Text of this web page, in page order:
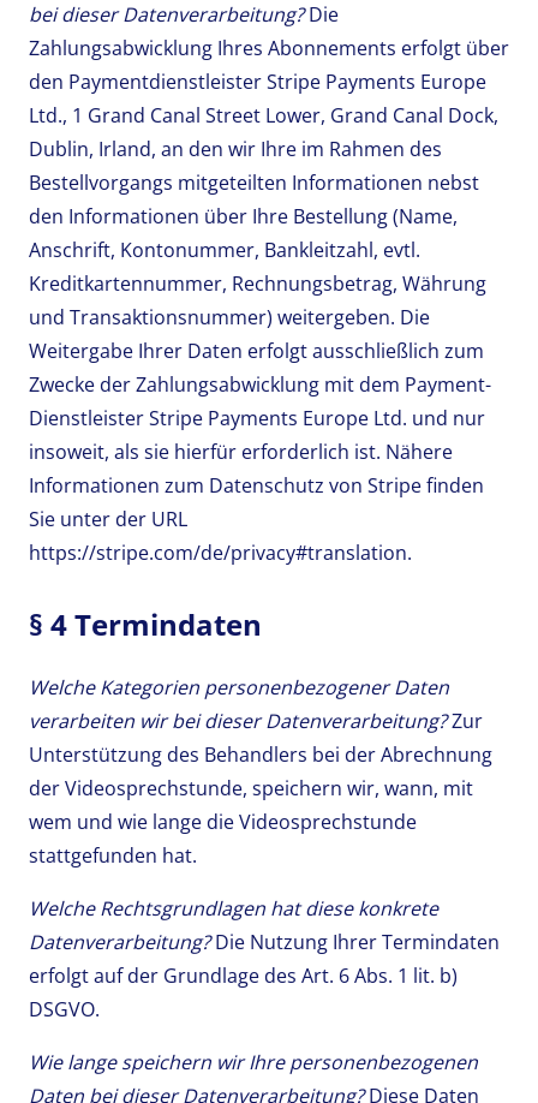
bei dieser Datenverarbeitung?Die
Zahlungsabwicklung Ihres Abonnements erfolgt über
den Paymentdienstleister Stripe Payments Europe
Ltd., 1 Grand Canal Street Lower, Grand Canal Dock,
Dublin, Irland, an den wir Ihre im Rahmen des
Bestellvorgangs mitgeteilten Informationen nebst
den Informationen über Ihre Bestellung (Name,
Anschrift, Kontonummer, Bankleitzahl, evtl.
Kreditkartennummer, Rechnungsbetrag, Währung
und Transaktionsnummer) weitergeben. Die
Weitergabe Ihrer Daten erfolgt ausschließlich zum
Zwecke der Zahlungsabwicklung mit dem Payment-
Dienstleister Stripe Payments Europe Ltd. und nur
insoweit, als sie hierfür erforderlich ist. Nähere
Informationen zum Datenschutz von Stripe finden
Sie unter der URL
https://stripe.com/de/privacy#translation.
§ 4 Termindaten
Welche Kategorien personenbezogener Daten
verarbeiten wir bei dieser Datenverarbeitung?Zur
Unterstützung des Behandlers bei der Abrechnung
der Videosprechstunde, speichern wir, wann, mit
wem und wie lange die Videosprechstunde
stattgefunden hat.
Welche Rechtsgrundlagen hat diese konkrete
Datenverarbeitung?Die Nutzung Ihrer Termindaten
erfolgt auf der Grundlage des Art. 6 Abs. 1 lit. b)
DSGVO.
Wie lange speichern wir Ihre personenbezogenen
Daten bei dieser Datenverarbeitung?Diese Daten